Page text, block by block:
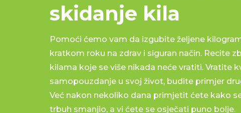
skidanje kila
Pomoći ćemo vam da izgubite željene
kratkom roku na zdrav i siguran način. Recite
kilama koje se više nikada neće vratiti. Vratite
samopouzdanje u svoj život, budite primjer
Već nakon nekoliko dana primjetit ćete kako
trbuh smanjio, a vi ćete se osječati puno bolje.